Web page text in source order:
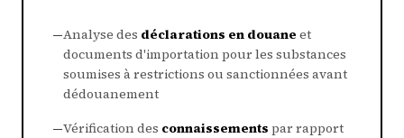
—Analyse des déclarations en douane et
documents d'importation pour les substances
soumises à restrictions ou sanctionnées avant
dédouanement
—Vérification des connaissements par rapport